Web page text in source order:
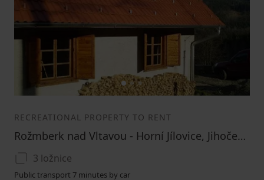
12 3
RECREATIONAL PROPERTY TO RENT
Rožmberk nad Vltavou - Horní Jílovice, Jihočeský Region
3 ložnice
Public transport 7 minutes by car